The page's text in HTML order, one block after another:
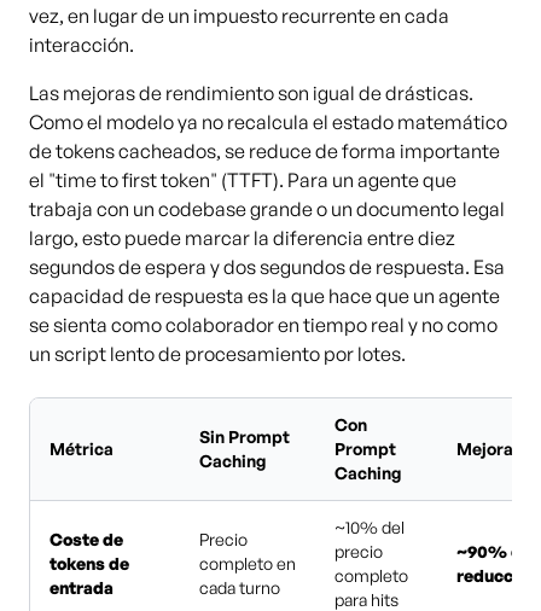
vez, en lugar de un impuesto recurrente en cada
interacción.
Las mejoras de rendimiento son igual de drásticas.
Como el modelo ya no recalcula el estado matemático
de tokens cacheados, se reduce de forma importante
el "time to first token" (TTFT). Para un agente que
trabaja con un codebase grande o un documento legal
largo, esto puede marcar la diferencia entre diez
segundos de espera y dos segundos de respuesta. Esa
capacidad de respuesta es la que hace que un agente
se sienta como colaborador en tiempo real y no como
un script lento de procesamiento por lotes.
Métrica
Sin Prompt
Caching
Con
Prompt
Caching
Mejora
Coste de
tokens de
entrada
Precio
completo en
cada turno
~10% del
precio
completo
para hits
~90% de
reducción